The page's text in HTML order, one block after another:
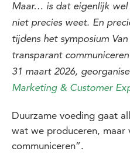
Maar… is dat eigenlijk
niet precies weet. En
tijdens het symposium
transparant
31 maart 2026,
Marketing & Customer
Duurzame voeding gaat
wat we produceren, maar
communiceren”.